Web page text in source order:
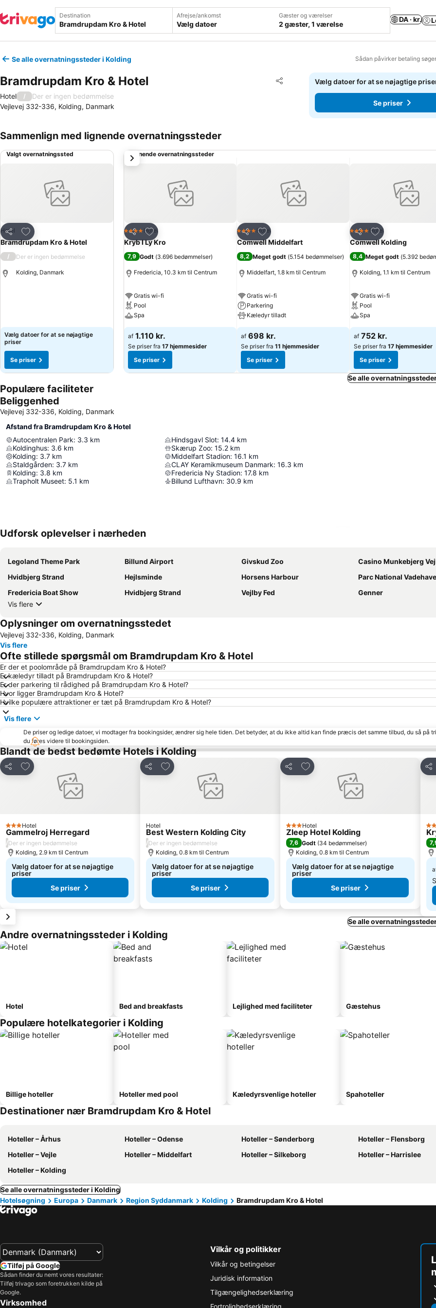
Destination Afrejse/ankomst
Vælg datoer
Gæster og værelser
2 gæster, 1 værelse
DA · kr.
Se alle overnatningssteder i Kolding Sådan påvirker betaling
Bramdrupdam Kro & Hotel Del
Føj til favoritter
Hotel /
Der er ingen bedømmelse
Vejlevej 332-336, Kolding, Danmark
Vælg datoer for at se nøjagtige
Se priser
Sammenlign med lignende overnatningssteder
Valgt overnatningssted
Del
Føj til favoritter
Hotel
Bramdrupdam Kro & Hotel
/ Der er ingen bedømmelse
Kolding, Danmark
Vælg datoer for at se nøjagtige
priser
Se priser
Lignende overnatningssteder
Del
Føj til favoritter
4 StjernerHotel
Kryb I Ly Kro
7,9 Godt (3.696 bedømmelser)
Fredericia, 10.3 km til Centrum
Gratis wi-fi
Pool
Spa
af 1.110 kr.
Se priser fra 17 hjemmesider
Se priser
Del
Føj til favoritter
4 StjernerHotel
Comwell Middelfart
8,2 Meget godt (5.154 bedømmelser)
Middelfart, 1.8 km til Centrum
Gratis wi-fi
Parkering
Kæledyr tilladt
af 698 kr.
Se priser fra 11 hjemmesider
Se priser
Del
Føj til favoritter
4 StjernerHotel
Comwell Kolding
8,4 Meget godt (5.392
Kolding, 1.1 km til Centrum
Gratis wi-fi
Pool
Spa
af 752 kr.
Se priser fra 17 hjemmesider
Se priser
næste
Se alle
Populære faciliteter
Beliggenhed
Vejlevej 332-336, Kolding, Danmark
Afstand fra Bramdrupdam Kro & Hotel
Autocentralen Park: 3.3 km
Koldinghus: 3.6 km
Kolding: 3.7 km
Staldgården: 3.7 km
Kolding: 3.8 km
Trapholt Museet: 5.1 km
Hindsgavl Slot: 14.4 km
Skærup Zoo: 15.2 km
Middelfart Stadion: 16.1 km
CLAY Keramikmuseum Danmark: 16.3 km
Fredericia Ny Stadion: 17.8 km
Billund Lufthavn: 30.9 km
Udforsk oplevelser i nærheden
Legoland Theme Park Billund Airport Givskud Zoo
Casino Munkebjerg
Hvidbjerg Strand
Hejlsminde Horsens Harbour
Parc National
Fredericia Boat Show
Hvidbjerg Strand Vejlby Fed
Genner
Vis flere
Oplysninger om overnatningsstedet
Vejlevej 332-336, Kolding, Danmark
Vis flere
Ofte stillede spørgsmål om Bramdrupdam Kro & Hotel
Er der et poolområde på Bramdrupdam Kro & Hotel?
Er kæledyr tilladt på Bramdrupdam Kro & Hotel?
Er der parkering til rådighed på Bramdrupdam Kro & Hotel?
Hvor ligger Bramdrupdam Kro & Hotel?
Hvilke populære attraktioner er tæt på Bramdrupdam Kro & Hotel?
Vis flere
De priser og ledige datoer, vi modtager fra bookingsider, ændrer sig hele tiden. Det betyder, at du ikke altid kan finde præcis det samme tilbud, du så på
du føres videre til bookingsiden.
Blandt de bedst bedømte Hotels i Kolding
Del
Føj til favoritter
3 Stjerner
Hotel
Gammelroj Herregard
/Der er ingen bedømmelse
Kolding, 2.9 km til Centrum
Vælg datoer for at se nøjagtige
priser
Se priser
Del
Føj til favoritter
Hotel
Best Western Kolding City
/Der er ingen bedømmelse
Kolding, 0.8 km til Centrum
Vælg datoer for at se nøjagtige
priser
Se priser
Del
Føj til favoritter
3 Stjerner
Hotel
Zleep Hotel Kolding
7,6 Godt (34 bedømmelser)
Kolding, 0.8 km til Centrum
Vælg datoer for at se nøjagtige
priser
Se priser
Del
4
Se alle
Andre overnatningssteder i Kolding
Hotel Bed and breakfasts Lejlighed med faciliteter Gæstehus
Populære hotelkategorier i Kolding
Billige hoteller Hoteller med pool Kæledyrsvenlige hoteller Spahoteller
Destinationer nær Bramdrupdam Kro & Hotel
Hoteller – Århus Hoteller – Odense Hoteller – Sønderborg
Hoteller – Flensborg
Hoteller – Vejle
Hoteller – Middelfart Hoteller – Silkeborg
Hoteller – Harrislee
Hoteller – Kolding
Se alle overnatningssteder i Kolding
Hotelsøgning
Europa Danmark Region Syddanmark Kolding Bramdrupdam Kro & Hotel
Tilføj på Google
Sådan finder du nemt vores resultater:
Tilføj trivago som foretrukken kilde på
Google.
Virksomhed
Vilkår og politikker
Vilkår og betingelser
Juridisk information
Tilgængelighedserklæring
Fortrolighedserklæring